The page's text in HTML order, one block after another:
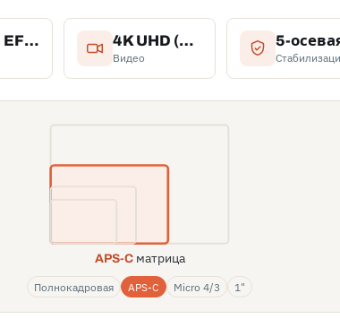
Canon EF/EF-S (совместима со всеми объективами Canon) 4K UHD (3840 x 2160) при 30p/25p/24p
Видео
APS-Cматрица
Полнокадровая APS-C Micro 4/3 1"